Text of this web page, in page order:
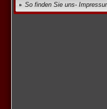
So finden Sie uns-